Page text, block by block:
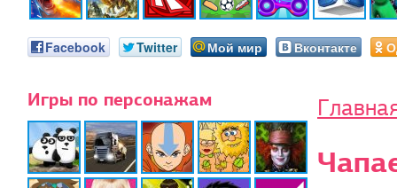
Facebook Twitter Мой мир Вконтакте
Игры по персонажам